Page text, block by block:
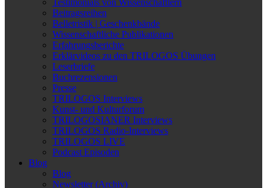
Testimonials von Wissenschaftlern
Beitragsreihen
Belletristik | Geschenkbände
Wissenschaftliche Publikationen
Erfahrungsberichte
Erklärvideos zu den TRILOGOS Übungen
Leserbriefe
Buchrezensionen
Presse
TRILOGOS Interviews
Kunst- und Kulturforum
TRILOGOSIANER Interviews
TRILOGOS Radio-Interviews
TRILOGOS LIVE
Podcast Episoden
Blog
Blog
Newsletter (Archiv)